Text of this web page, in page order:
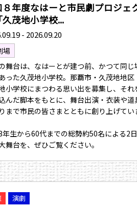
年度なはーと市民劇プロジェ
久茂地小学校...
- 2026.09.20
場
舞台は、なはーとが建つ前、かつて同じ
った久茂地小学校。那覇市・久茂地地区
小学校にまつわる思い出を募集し、それ
んだ脚本をもとに、舞台出演・衣装や道
まで市民の皆さまとともに創り上げてい
年生から60代までの総勢約50名による2
舞台を、ぜひご覧ください。
演劇